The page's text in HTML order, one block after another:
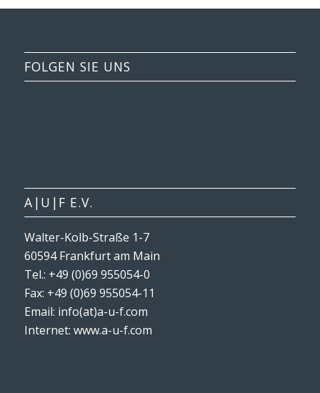
FOLGEN SIE UNS
A|U|F E.V.
Walter-Kolb-Straße 1-7
60594 Frankfurt am Main
Tel.: +49 (0)69 955054-0
Fax: +49 (0)69 955054-11
Email: info(at)a-u-f.com
Internet: www.a-u-f.com